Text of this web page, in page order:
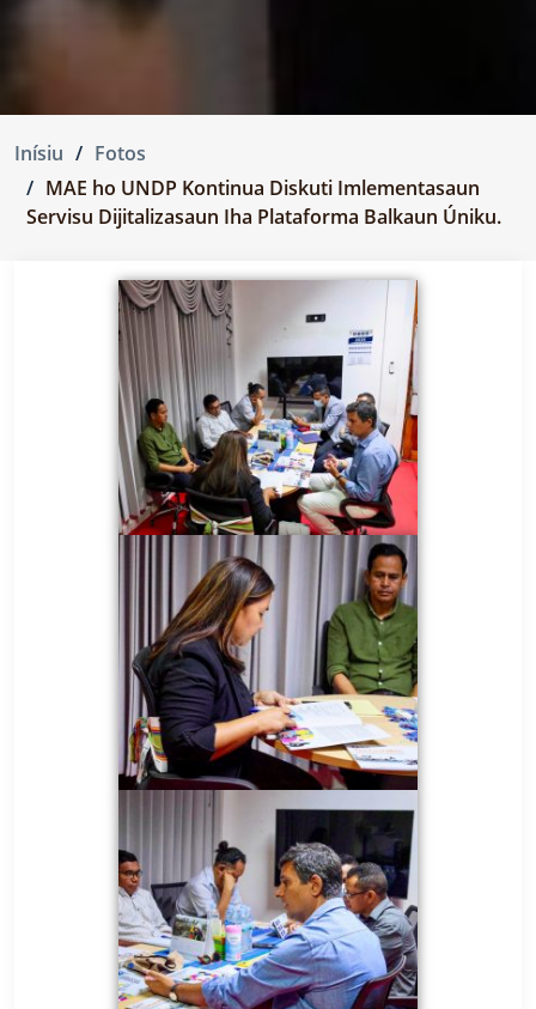
Inísiu
Fotos
MAE ho UNDP Kontinua Diskuti Imlementasaun
Servisu Dijitalizasaun Iha Plataforma Balkaun Úniku.